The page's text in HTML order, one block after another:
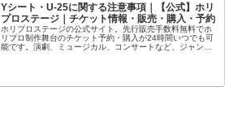
Yシート・U-25に関する注意事項｜【公式】ホリ
プロステージ｜チケット情報・販売・購入・予約
ホリプロステージの公式サイト。先行販売手数料無料でホ
リプロ制作舞台のチケット予約・購入が24時間いつでも可
能です。演劇、ミュージカル、コンサートなど、ジャンル